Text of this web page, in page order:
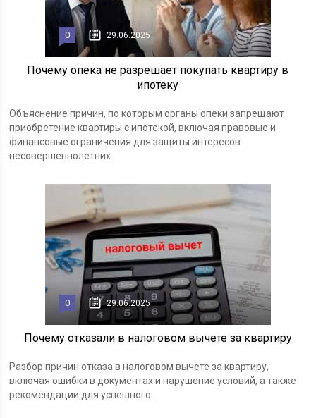
0 29.06.2025
Почему опека не разрешает покупать квартиру в
ипотеку
Объяснение причин, по которым органы опеки запрещают
приобретение квартиры с ипотекой, включая правовые и
финансовые ограничения для защиты интересов
несовершеннолетних.
0 29.06.2025
Почему отказали в налоговом вычете за квартиру
Разбор причин отказа в налоговом вычете за квартиру,
включая ошибки в документах и нарушение условий, а также
рекомендации для успешного...